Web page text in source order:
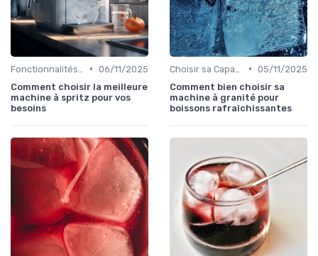
• 06/11/2025
Comment choisir la meilleure
machine à spritz pour vos
besoins
• 05/11/2025
Comment bien choisir sa
machine à granité pour
boissons rafraîchissantes